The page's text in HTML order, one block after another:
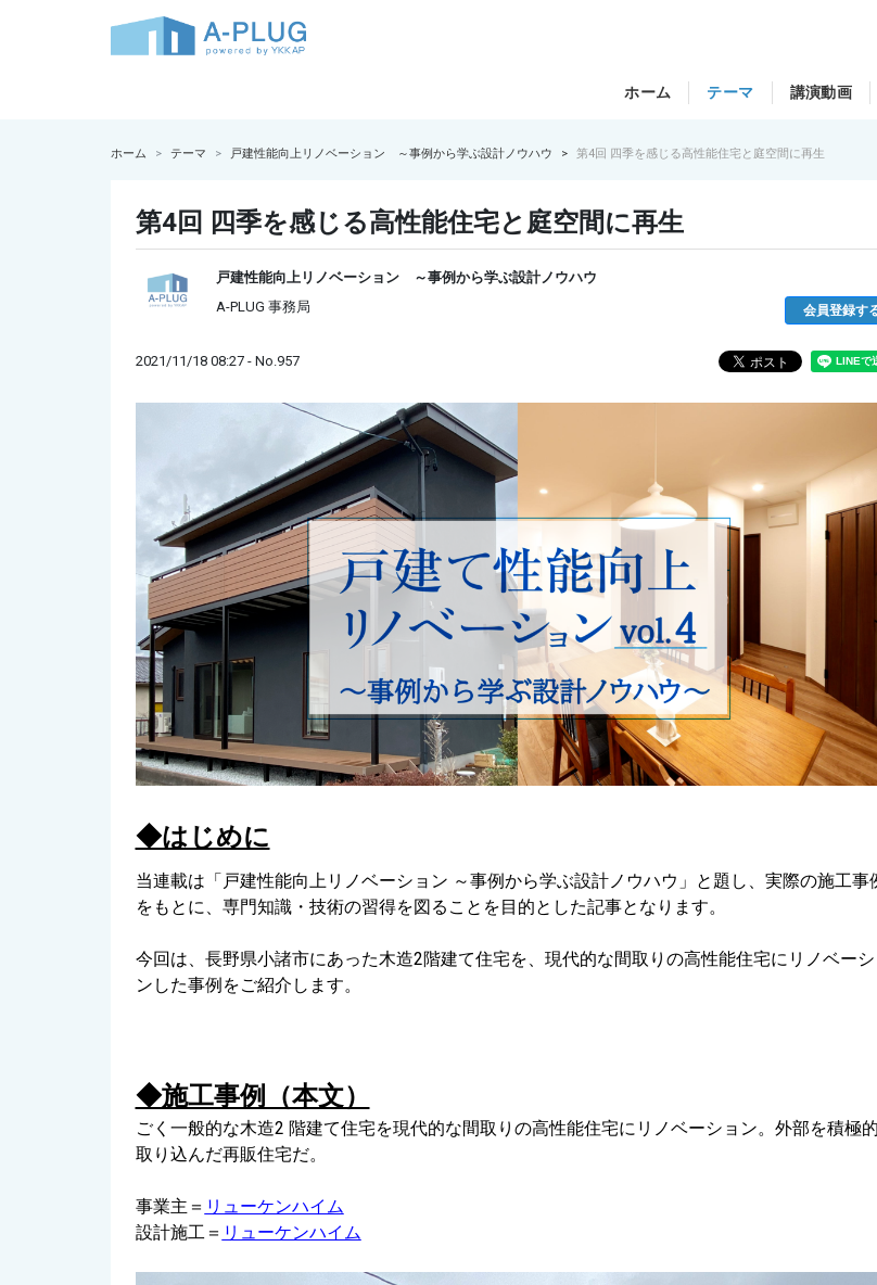
ホーム テーマ 講演動画
ホーム テーマ 戸建性能向上リノベーション ～事例から学ぶ設計ノウハウ 第4回 四季を感じる高性能住宅と庭空間に再生
第4回 四季を感じる高性能住宅と庭空間に再生
戸建性能向上リノベーション ～事例から学ぶ設計ノウハウ
A-PLUG 事務局
会員登録す
2021/11/18 08:27 - No.957
◆はじめに
当連載は「戸建性能向上リノベーション ～事例から学ぶ設計ノウハウ」と題し、実際の施工事
をもとに、専門知識・技術の習得を図ることを目的とした記事となります。
今回は、長野県小諸市にあった木造2階建て住宅を、現代的な間取りの高性能住宅にリノベーシ
ンした事例をご紹介します。
◆施工事例（本文）
ごく一般的な木造2 階建て住宅を現代的な間取りの高性能住宅にリノベーション。外部を積極
取り込んだ再販住宅だ。
事業主＝ リューケンハイム
設計施工＝ リューケンハイム